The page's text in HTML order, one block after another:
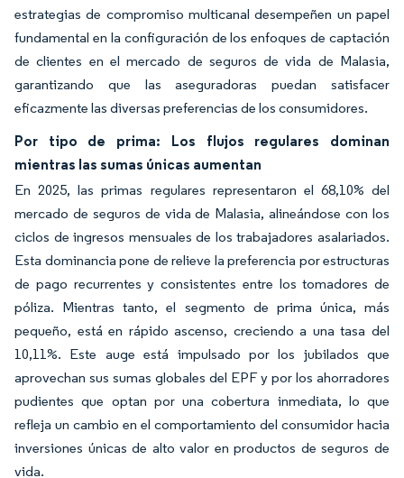
estrategias de compromiso multicanal desempeñen un papel
fundamental en la configuración de los enfoques de captación
de clientes en el mercado de seguros de vida de Malasia,
garantizando que las aseguradoras puedan satisfacer
eficazmente las diversas preferencias de los consumidores.
Por tipo de prima: Los flujos regulares dominan
mientras las sumas únicas aumentan
En 2025, las primas regulares representaron el 68,10% del
mercado de seguros de vida de Malasia, alineándose con los
ciclos de ingresos mensuales de los trabajadores asalariados.
Esta dominancia pone de relieve la preferencia por estructuras
de pago recurrentes y consistentes entre los tomadores de
póliza. Mientras tanto, el segmento de prima única, más
pequeño, está en rápido ascenso, creciendo a una tasa del
10,11%. Este auge está impulsado por los jubilados que
aprovechan sus sumas globales del EPF y por los ahorradores
pudientes que optan por una cobertura inmediata, lo que
refleja un cambio en el comportamiento del consumidor hacia
inversiones únicas de alto valor en productos de seguros de
vida.